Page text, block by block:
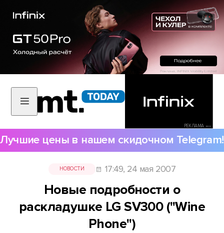
РЕКЛАМА •••
Лучшие цены в нашем скидочном Telegram!
НОВОСТИ 17:49, 24 мая 2007
Новые подробности о
раскладушке LG SV300 ("Wine
Phone")